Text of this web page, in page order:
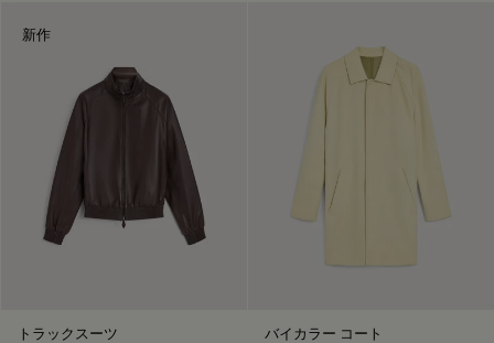
新作
トラックスーツ
バイカラー コート